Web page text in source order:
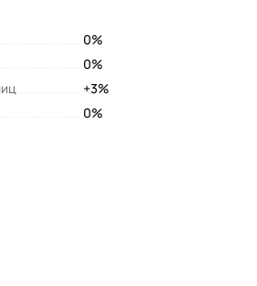
0%
0%
+3%
0%